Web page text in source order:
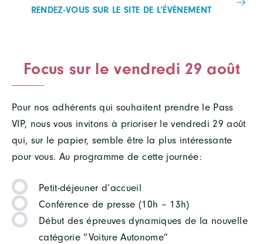
RENDEZ-VOUS SUR LE SITE DE L’ÉVÈNEMENT
Focus sur le vendredi 29 août
Pour nos adhérents qui souhaitent prendre le Pass
VIP, nous vous invitons à prioriser le vendredi 29 août
qui, sur le papier, semble être la plus intéressante
pour vous. Au programme de cette journée:
Petit-déjeuner d’accueil
Conférence de presse (10h – 13h)
Début des épreuves dynamiques de la nouvelle
catégorie “Voiture Autonome”